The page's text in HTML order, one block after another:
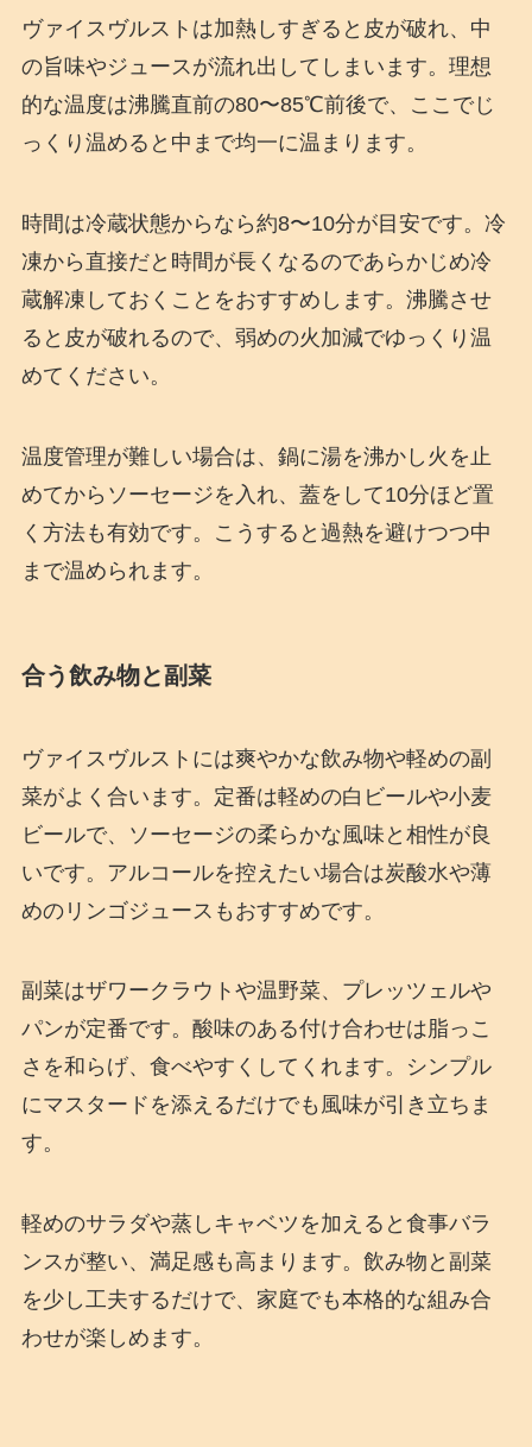
ヴァイスヴルストは加熱しすぎると皮が破れ、中
の旨味やジュースが流れ出してしまいます。理想
的な温度は沸騰直前の80〜85℃前後で、ここでじ
っくり温めると中まで均一に温まります。
時間は冷蔵状態からなら約8〜10分が目安です。冷
凍から直接だと時間が長くなるのであらかじめ冷
蔵解凍しておくことをおすすめします。沸騰させ
ると皮が破れるので、弱めの火加減でゆっくり温
めてください。
温度管理が難しい場合は、鍋に湯を沸かし火を止
めてからソーセージを入れ、蓋をして10分ほど置
く方法も有効です。こうすると過熱を避けつつ中
まで温められます。
合う飲み物と副菜
ヴァイスヴルストには爽やかな飲み物や軽めの副
菜がよく合います。定番は軽めの白ビールや小麦
ビールで、ソーセージの柔らかな風味と相性が良
いです。アルコールを控えたい場合は炭酸水や薄
めのリンゴジュースもおすすめです。
副菜はザワークラウトや温野菜、プレッツェルや
パンが定番です。酸味のある付け合わせは脂っこ
さを和らげ、食べやすくしてくれます。シンプル
にマスタードを添えるだけでも風味が引き立ちま
す。
軽めのサラダや蒸しキャベツを加えると食事バラ
ンスが整い、満足感も高まります。飲み物と副菜
を少し工夫するだけで、家庭でも本格的な組み合
わせが楽しめます。